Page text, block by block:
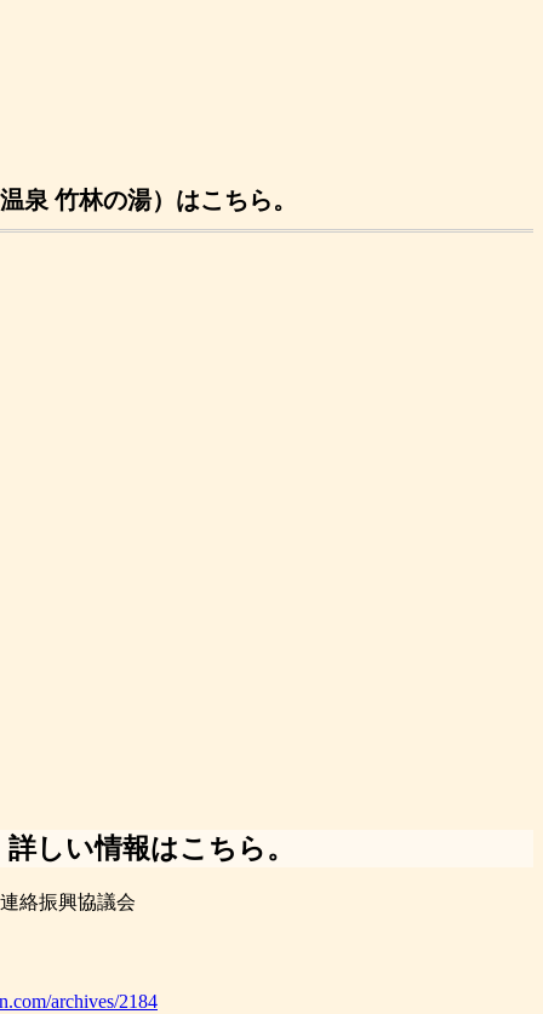
泉 竹林の湯）はこちら。
しい情報はこちら。
絡振興協議会
archives/2184